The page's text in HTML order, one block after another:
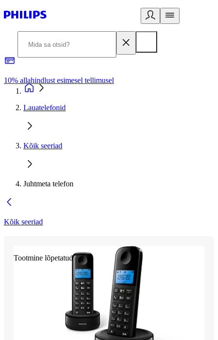
10% allahindlust esimesel tellimusel
Lauatelefonid
Kõik seeriad
Juhtmeta telefon
Kõik seeriad
Tootmine lõpetatud